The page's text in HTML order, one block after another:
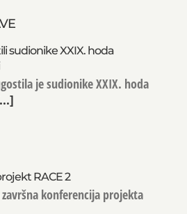
sudionike XXIX. hoda
je sudionike XXIX. hoda
RACE 2
konferencija projekta